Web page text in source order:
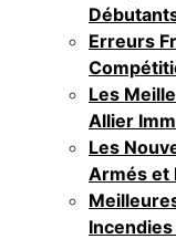
Erreurs
Les
Allier
Les
Armés et